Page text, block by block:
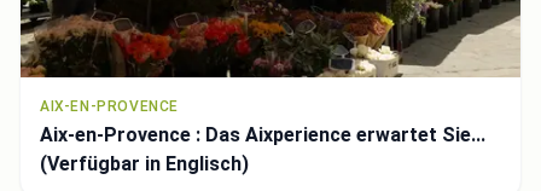
AIX-EN-PROVENCE
Aix-en-Provence : Das Aixperience erwartet Sie...
(Verfügbar in Englisch)